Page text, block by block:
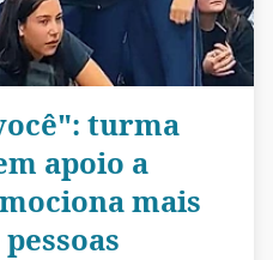
turma
apoio a
mais